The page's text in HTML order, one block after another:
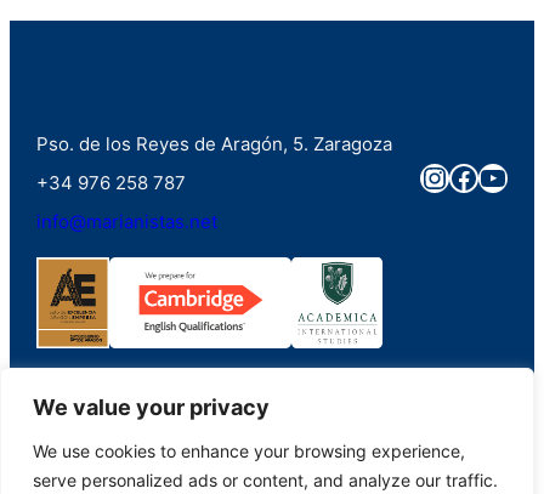
We value your privacy
We use cookies to enhance your browsing experience,
serve personalized ads or content, and analyze our traffic.
Pso. de los Reyes de Aragón, 5. Zaragoza
+34 976 258 787
info@marianistas.net
©2023. Colegio Santa Maria del Pilar Marianistas (Zaragoza). Derechos